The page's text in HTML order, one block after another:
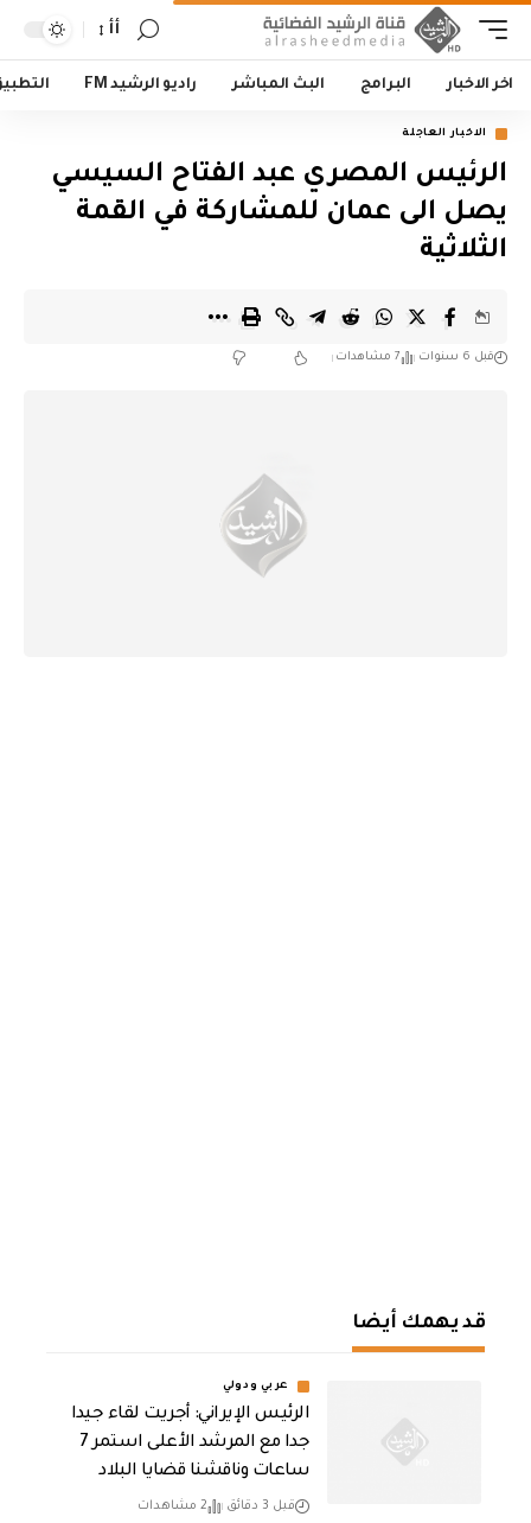
أأ
اخر الاخبار البرامج البث المباشر راديو الرشيد FM
الاخبار العاجلة
الرئيس المصري عبد الفتاح السيسي
يصل الى عمان للمشاركة في القمة
الثلاثية
قبل 6 سنوات 7 مشاهدات
قد يهمك أيضا
عربي ودولي
الرئيس الإيراني: أجريت لقاء جيدا
جدا مع المرشد الأعلى استمر 7
ساعات وناقشنا قضايا البلاد
قبل 3 دقائق 2 مشاهدات